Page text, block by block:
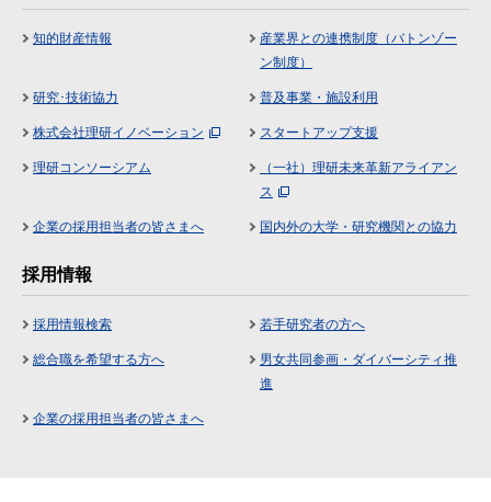
知的財産情報
産業界との連携制度（バトンゾー
ン制度）
研究･技術協力 普及事業・施設利用
株式会社理研イノベーション スタートアップ支援
理研コンソーシアム
（一社）理研未来革新アライアン
ス
企業の採用担当者の皆さまへ 国内外の大学・研究機関との協力
採用情報
採用情報検索 若手研究者の方へ
総合職を希望する方へ
男女共同参画・ダイバーシティ推
進
企業の採用担当者の皆さまへ